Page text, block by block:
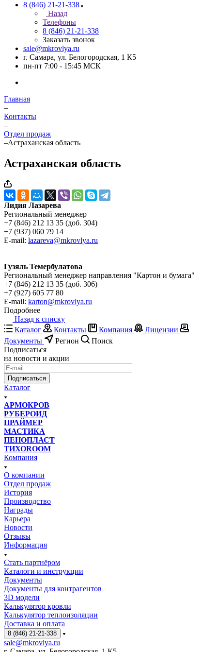
8 (846) 21-21-338
Назад
Телефоны
8 (846) 21-21-338
Заказать звонок
sale@mkrovlya.ru
г. Самара, ул. Белогородская, 1 К5
пн-пт 7:00 - 15:45 МСК
Главная
–
Контакты
–
Отдел продаж
–Астраханская область
Астраханская область
Лидия Лазарева
Региональный менеджер
+7 (846) 212 13 35 (доб. 304)
+7 (937) 060 79 14
E-mail: lazareva@mkrovlya.ru
Гузяль Темербулатова
Региональный менеджер направления "Картон и бумага"
+7 (846) 212 13 35 (доб. 306)
+7 (927) 605 77 80
E-mail: karton@mkrovlya.ru
Подробнее
Назад к списку
Каталог
Контакты Компания
Лицензии
Документы
Регион
Поиск
Подписаться
на новости и акции
Подписаться
Каталог
АРМОКРОВ
РУБЕРОИД
ПРАЙМЕР
МАСТИКА
ПЕНОПЛАСТ
ТИХОROOM
Компания
О компании
Отдел продаж
История
Производство
Награды
Карьера
Новости
Отзывы
Информация
Стать партнёром
Каталоги и инструкции
Документы
Документы для контрагентов
3D модели
Калькулятор кровли
Калькулятор теплоизоляции
Доставка и оплата
8 (846) 21-21-338
sale@mkrovlya.ru